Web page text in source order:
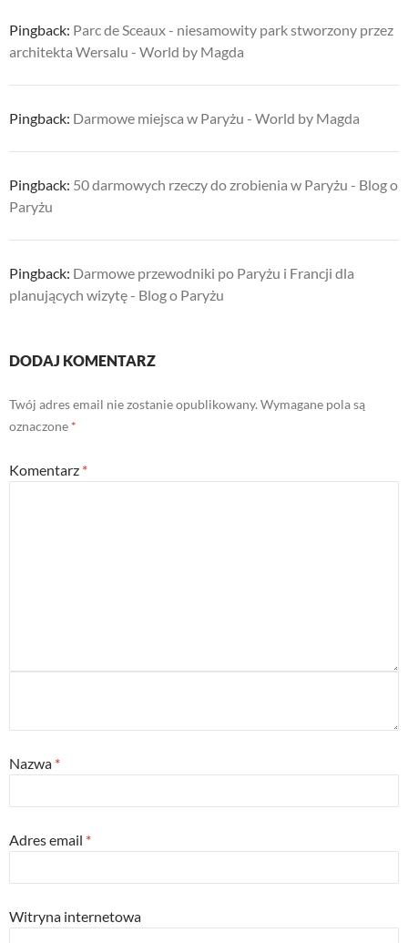
Pingback: Parc de Sceaux - niesamowity park stworzony przez
architekta Wersalu - World by Magda
Pingback: Darmowe miejsca w Paryżu - World by Magda
Pingback: 50 darmowych rzeczy do zrobienia w Paryżu - Blog o
Paryżu
Pingback: Darmowe przewodniki po Paryżu i Francji dla
planujących wizytę - Blog o Paryżu
DODAJ KOMENTARZ
Twój adres email nie zostanie opublikowany. Wymagane pola są
oznaczone *
Komentarz *
Nazwa *
Adres email *
Witryna internetowa